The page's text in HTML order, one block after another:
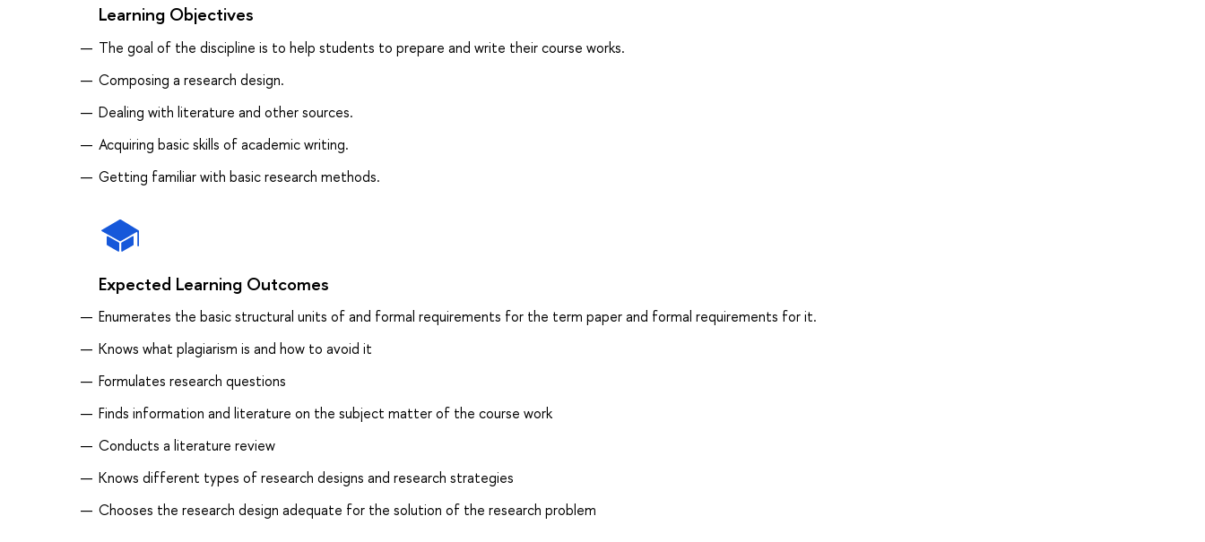
Learning Objectives
The goal of the discipline is to help students to prepare and write their course works.
Composing a research design.
Dealing with literature and other sources.
Acquiring basic skills of academic writing.
Getting familiar with basic research methods.
Expected Learning Outcomes
Enumerates the basic structural units of and formal requirements for the term paper and formal requirements for it.
Knows what plagiarism is and how to avoid it
Formulates research questions
Finds information and literature on the subject matter of the course work
Conducts a literature review
Knows different types of research designs and research strategies
Chooses the research design adequate for the solution of the research problem